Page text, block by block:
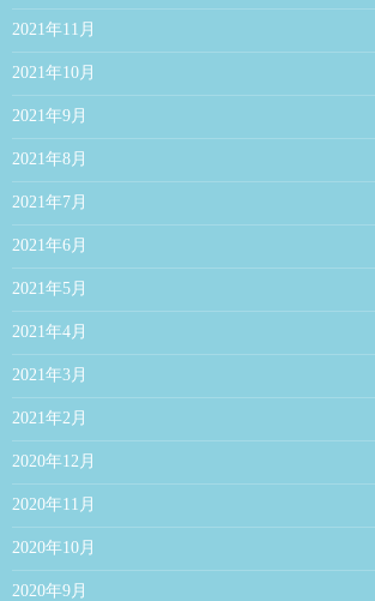
2021年11月
2021年10月
2021年9月
2021年8月
2021年7月
2021年6月
2021年5月
2021年4月
2021年3月
2021年2月
2020年12月
2020年11月
2020年10月
2020年9月